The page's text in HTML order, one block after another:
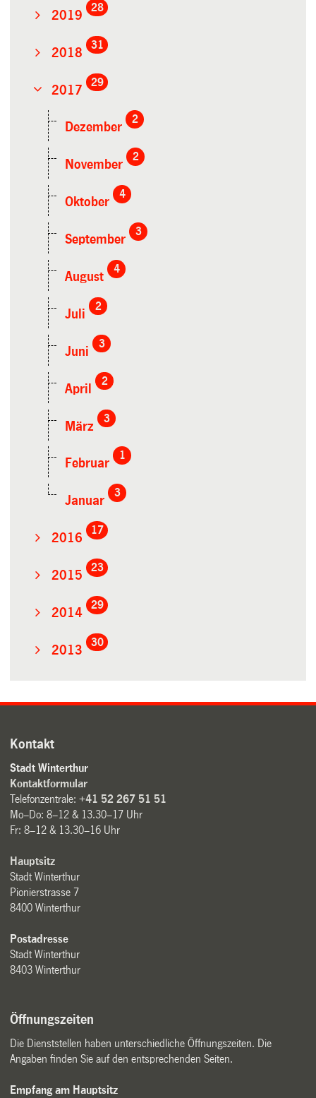
2019
28
2018
31
2017
29
Dezember
2
November
2
Oktober
4
September
3
August
4
Juli
2
Juni
3
April
2
März
3
Februar
1
Januar
3
2016
17
2015
23
2014
29
2013
30
Kontakt
Stadt Winterthur
Kontaktformular
Telefonzentrale:+41 52 267 51 51
Mo–Do: 8–12 & 13.30–17 Uhr
Fr: 8–12 & 13.30–16 Uhr
Hauptsitz
Stadt Winterthur
Pionierstrasse 7
8400 Winterthur
Postadresse
Stadt Winterthur
8403 Winterthur
Öffnungszeiten
Die Dienststellen haben unterschiedliche Öffnungszeiten. Die
Angaben finden Sie auf den entsprechenden Seiten.
Empfang am Hauptsitz